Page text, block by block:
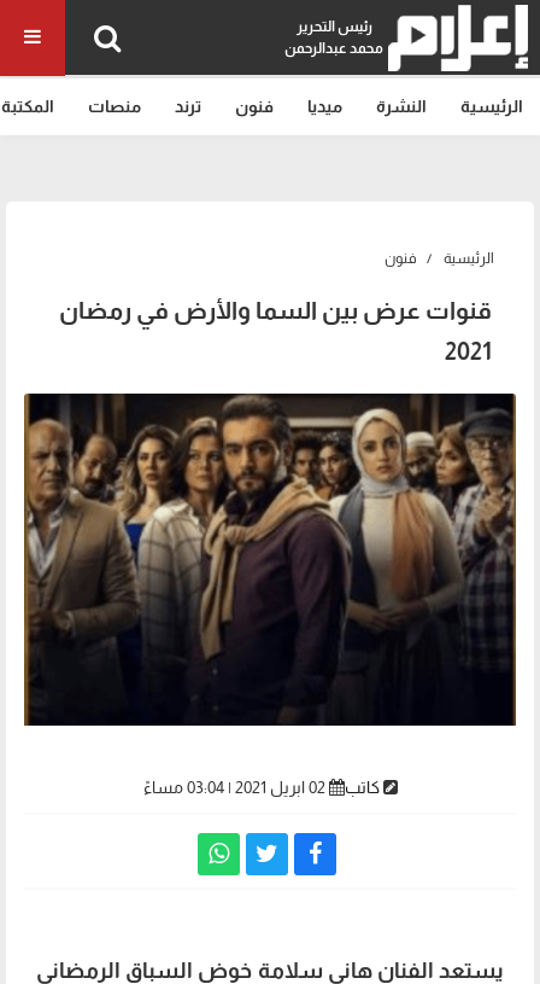
رئيس التحرير
محمد عبدالرحمن
الرئيسية النشرة ميديا فنون ترند منصات المكتبة
الرئيسية فنون
قنوات عرض بين السما والأرض في رمضان
2021
كاتب
يستعد الفنان هاني سلامة خوض السباق الرمضاني